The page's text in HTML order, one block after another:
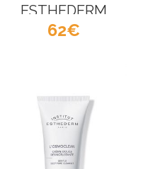
ESTHEDERM
62